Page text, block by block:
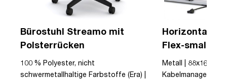
Bürostuhl Streamo mit
Polsterrücken
100 % Polyester, nicht
schwermetallhaltige Farbstoffe (Era) |
Horizontaler
Flex-small +
Kabelführung
Steckdose
Metall |